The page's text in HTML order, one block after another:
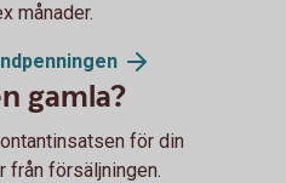
månader.
gamla?
för din
från försäljningen.